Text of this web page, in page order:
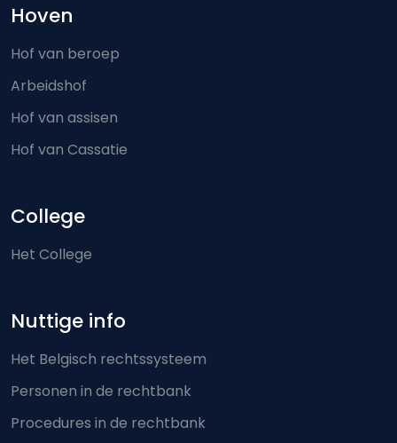
Hoven
Hof van beroep
Arbeidshof
Hof van assisen
Hof van Cassatie
College
Het College
Nuttige info
Het Belgisch rechtssysteem
Personen in de rechtbank
Procedures in de rechtbank